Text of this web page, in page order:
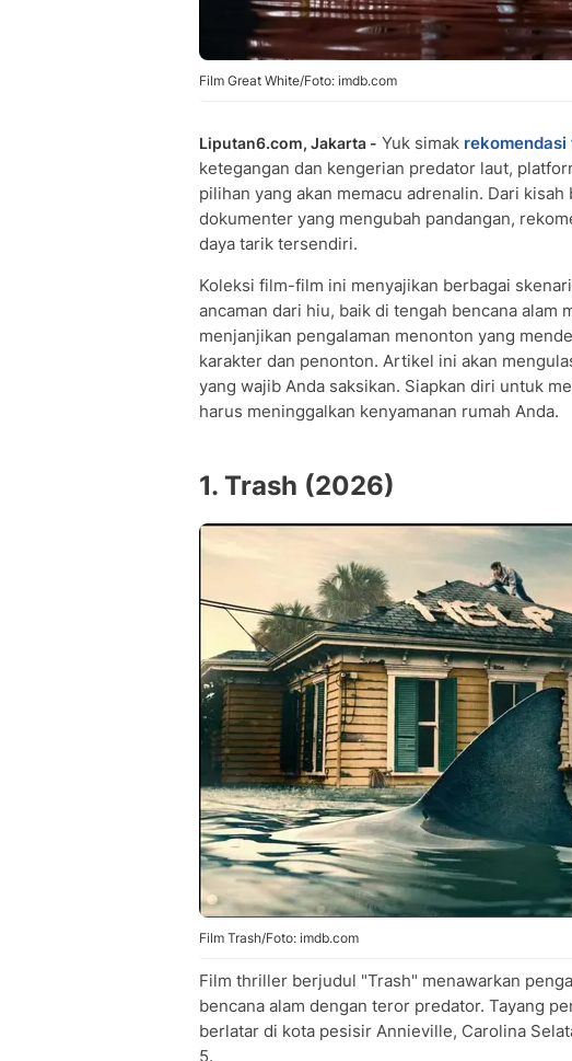
Film Great White/Foto: imdb.com
Liputan6.com, Jakarta - Yuk simak rekomendasi
ketegangan dan kengerian predator laut,
pilihan yang akan memacu adrenalin. Dari
dokumenter yang mengubah pandangan,
daya tarik tersendiri.
Koleksi film-film ini menyajikan berbagai
ancaman dari hiu, baik di tengah bencana alam
menjanjikan pengalaman menonton yang
karakter dan penonton. Artikel ini akan
yang wajib Anda saksikan. Siapkan diri untuk
harus meninggalkan kenyamanan rumah Anda.
1. Trash (2026)
Film Trash/Foto: imdb.com
Film thriller berjudul "Trash" menawarkan
bencana alam dengan teror predator. Tayang
berlatar di kota pesisir Annieville, Carolina
5.